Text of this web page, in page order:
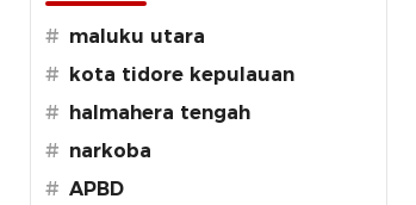
# maluku utara
#
kota tidore kepulauan
#
halmahera tengah
# narkoba
# APBD